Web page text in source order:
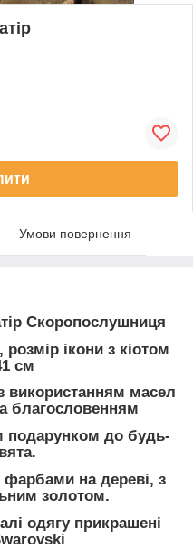
Умови повернення
Скоропослушниця
ікони з кіотом
см
використанням масел
благословенням
подарунком до будь-
на дереві, з
золотом.
одягу прикрашені